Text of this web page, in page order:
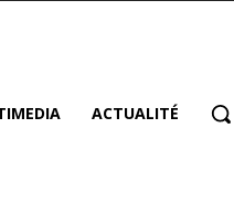
ACTUALITÉ